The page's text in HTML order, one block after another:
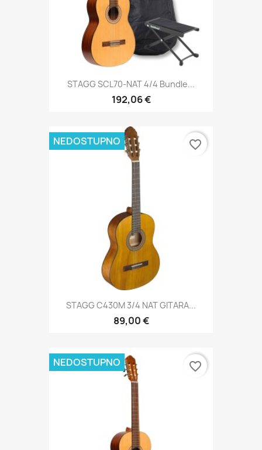
STAGG SCL70-NAT 4/4 Bundle...
192,06 €
STAGG C430M 3/4 NAT GITARA...
89,00 €
NEDOSTUPNO favorite_border
NEDOSTUPNO favorite_border